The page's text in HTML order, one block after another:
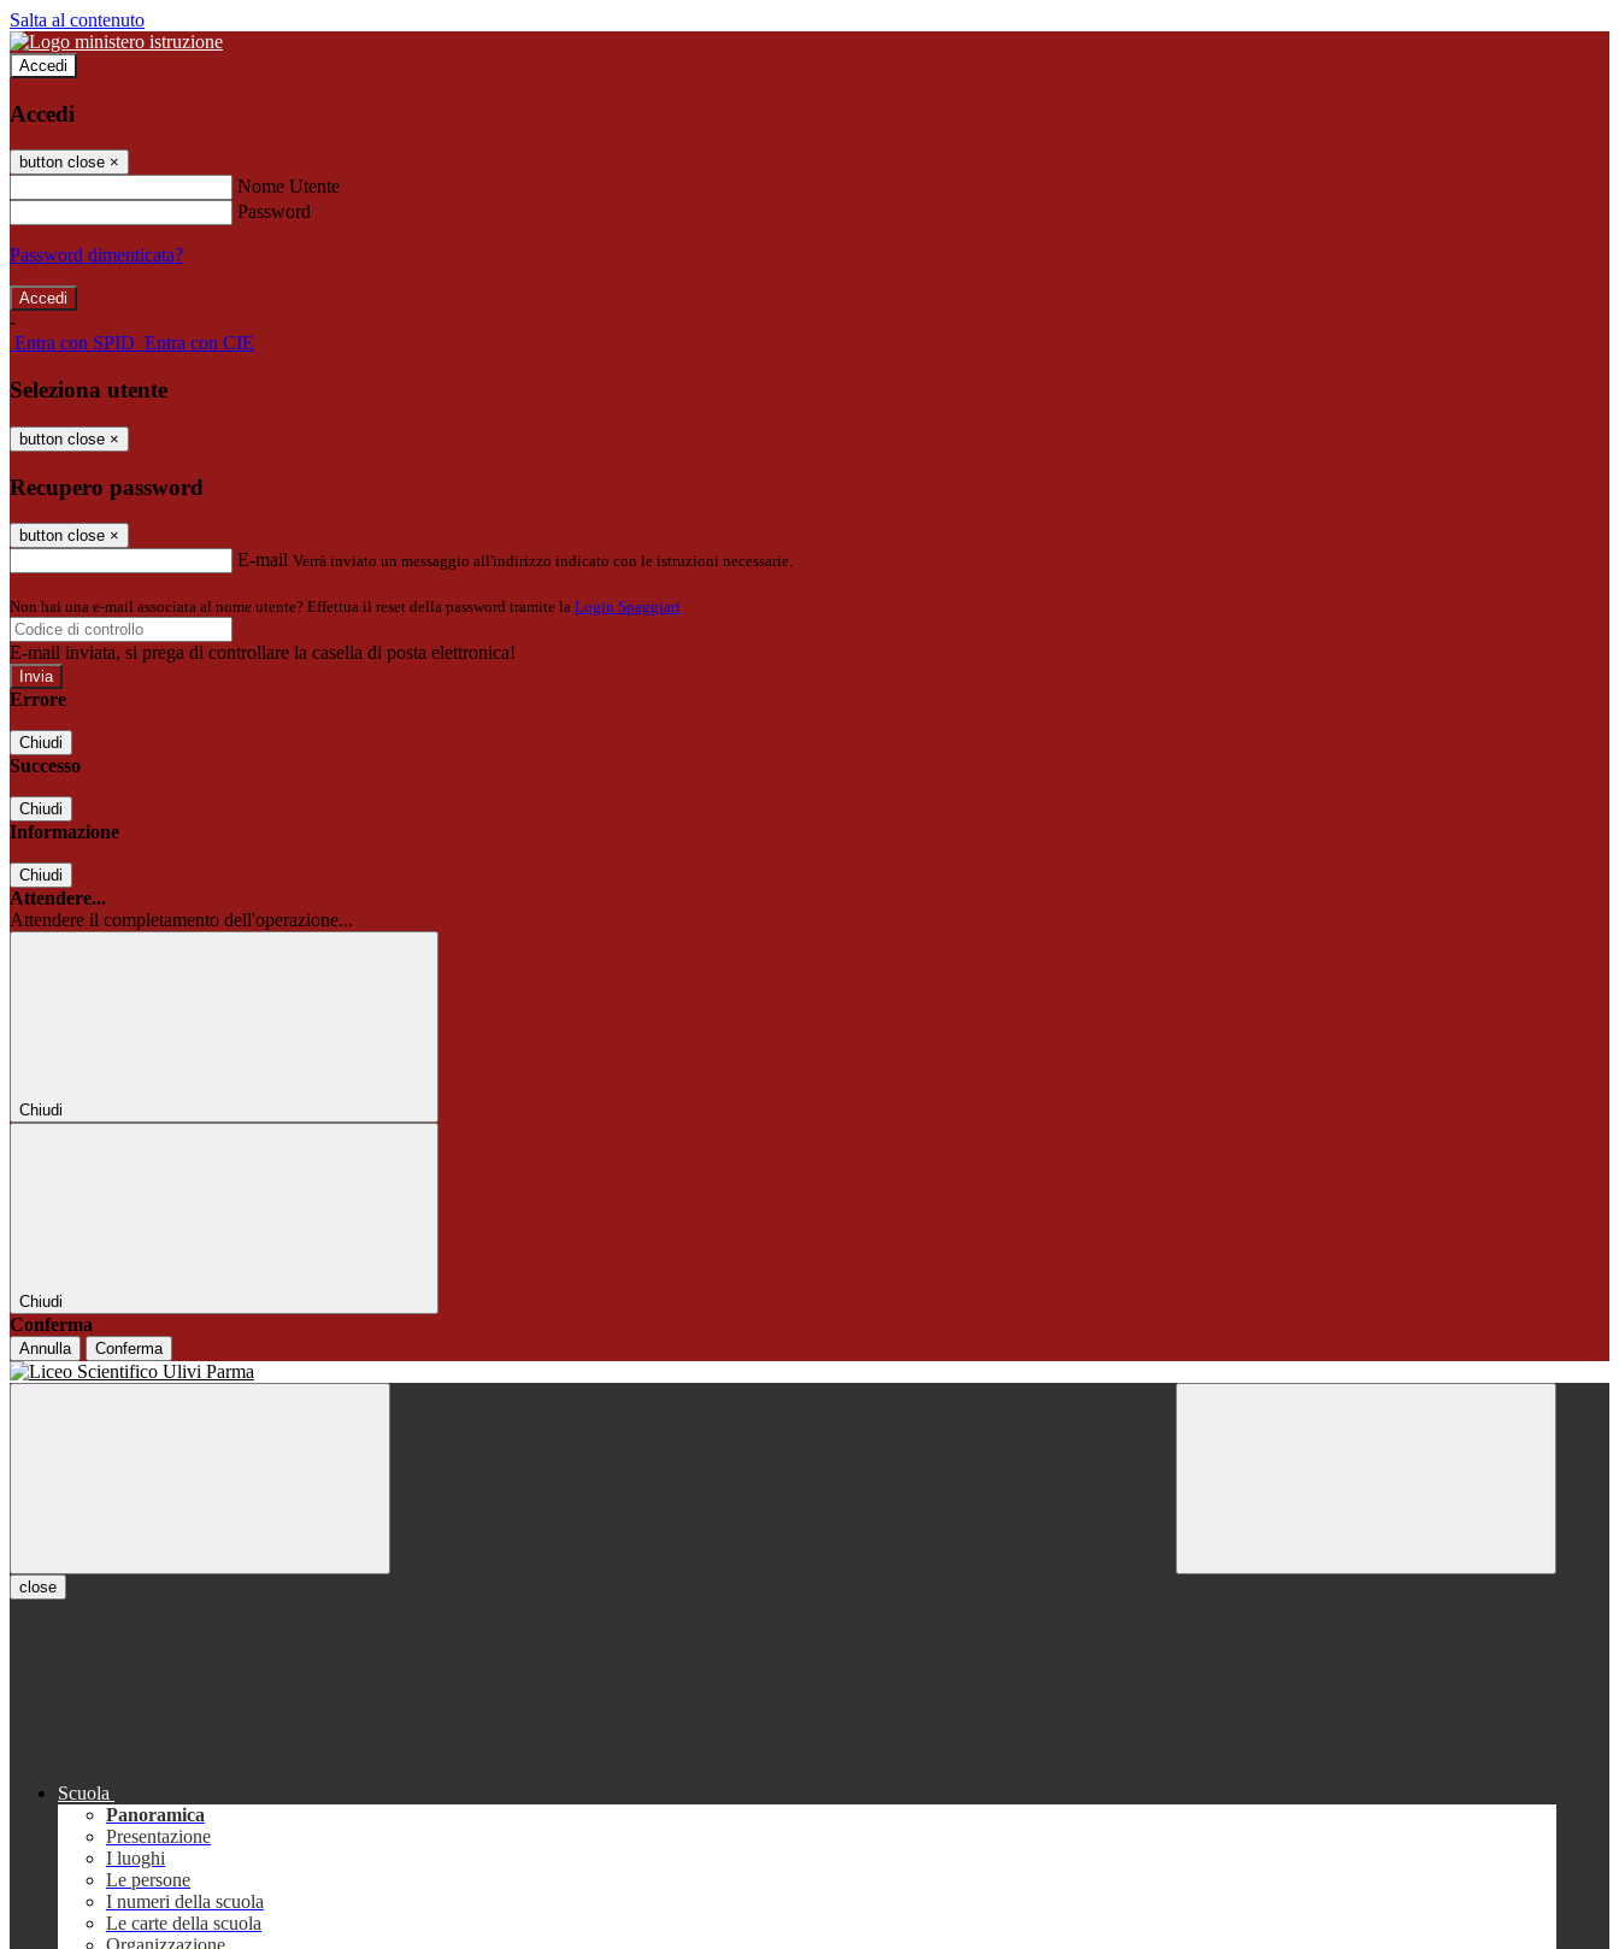
Salta al contenuto
Accedi
Accedi
button close ×
Nome Utente
Password
Password dimenticata?
-
Entra con SPID Entra con CIE
Seleziona utente
button close ×
Recupero password
button close ×
E-mail Verrà inviato un messaggio all'indirizzo indicato con le istruzioni necessarie.
Non hai una e-mail associata al nome utente? Effettua il reset della password tramite la Login Spaggiari
E-mail inviata, si prega di controllare la casella di posta elettronica!
Errore
Chiudi
Successo
Chiudi
Informazione
Chiudi
Attendere...
Attendere il completamento dell'operazione...
Chiudi
Chiudi
Conferma
Annulla Conferma
close
Scuola
Panoramica
Presentazione
I luoghi
Le persone
I numeri della scuola
Le carte della scuola